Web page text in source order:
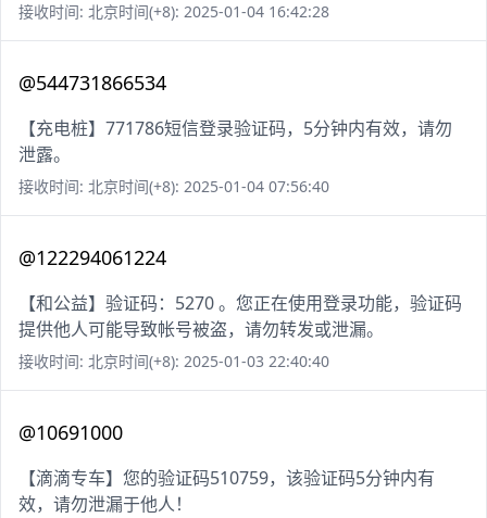
接收时间: 北京时间(+8): 2025-01-04 16:42:28
@544731866534
【充电桩】771786短信登录验证码，5分钟内有效，请勿
泄露。
接收时间: 北京时间(+8): 2025-01-04 07:56:40
@122294061224
【和公益】验证码：5270 。您正在使用登录功能，验证码
提供他人可能导致帐号被盗，请勿转发或泄漏。
接收时间: 北京时间(+8): 2025-01-03 22:40:40
@10691000
【滴滴专车】您的验证码510759，该验证码5分钟内有
效，请勿泄漏于他人！